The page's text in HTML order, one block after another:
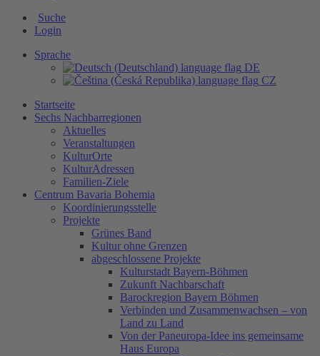
Suche
Login
Sprache
DE
CZ
Startseite
Sechs Nachbarregionen
Aktuelles
Veranstaltungen
KulturOrte
KulturAdressen
Familien-Ziele
Centrum Bavaria Bohemia
Koordinierungsstelle
Projekte
Grünes Band
Kultur ohne Grenzen
abgeschlossene Projekte
Kulturstadt Bayern-Böhmen
Zukunft Nachbarschaft
Barockregion Bayern Böhmen
Verbinden und Zusammenwachsen – von
Land zu Land
Von der Paneuropa-Idee ins gemeinsame
Haus Europa